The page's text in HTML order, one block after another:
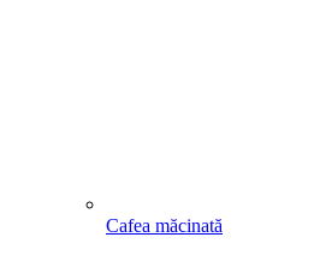
Cafea măcinată